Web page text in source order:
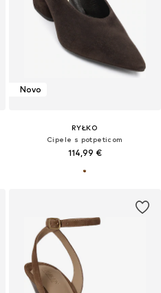
Novo
RYŁKO
Cipele s potpeticom
114,99 €